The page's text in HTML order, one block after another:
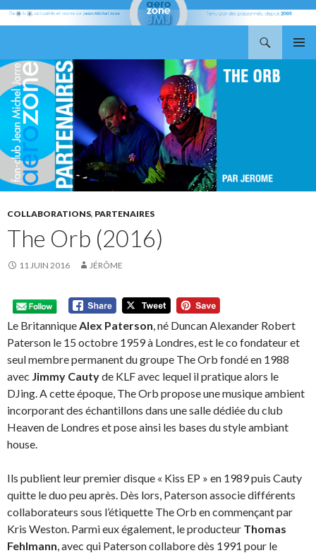
AU
CONTENU
COLLABORATIONS, PARTENAIRES
The Orb (2016)
11 JUIN 2016 JÉRÔME
Le BritanniqueAlex Paterson, né Duncan Alexander Robert
Paterson le 15 octobre 1959 à Londres, est le co fondateur et
seul membre permanent du groupe The Orb fondé en 1988
avec Jimmy Cautyde KLF avec lequel il pratique alors le
DJing. A cette époque, The Orb propose une musique ambient
incorporant des échantillons dans une salle dédiée du club
Heaven de Londres et pose ainsi les bases du style ambiant
house.
Ils publient leur premier disque « Kiss EP » en 1989 puis Cauty
quitte le duo peu après. Dès lors, Paterson associe différents
collaborateurs sous l’étiquette The Orb en commençant par
Kris Weston. Parmi eux également, le producteur Thomas
Fehlmann, avec qui Paterson collabore dès 1991 pour le